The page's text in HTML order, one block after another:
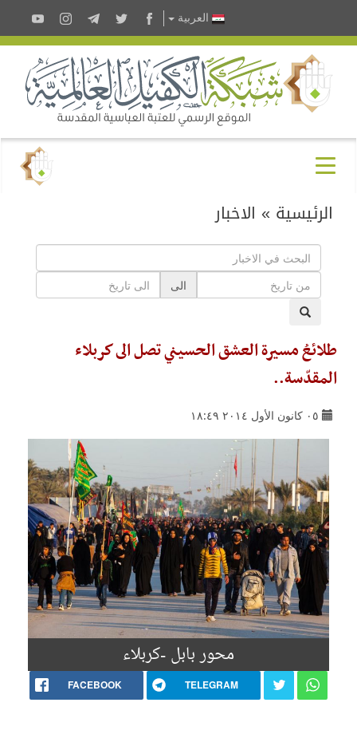
العربية
الرئيسية » الاخبار
الى
طلائعُ مسيرة العشق الحسيني تصل الى كربلاء
المقدّسة..
٠٥ كانون الأول ٢٠١٤ ١٨:٤٩
محور بابل -كربلاء
FACEBOOK TELEGRAM